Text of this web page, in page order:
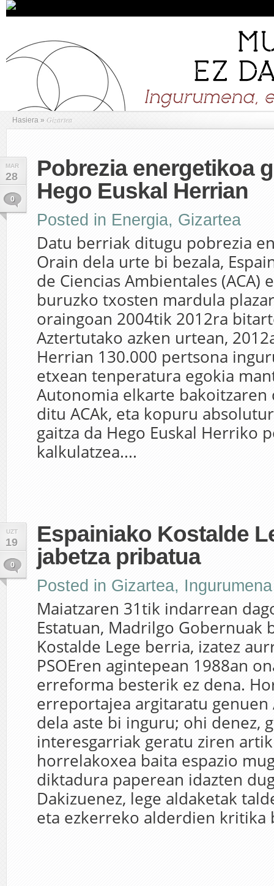
Hasiera » Gizartea
MAR
28
0
Pobrezia energetikoa
Hego Euskal Herrian
Posted in Energia, Gizartea
Datu berriak ditugu pobrezia
Orain dela urte bi bezala,
de Ciencias Ambientales (ACA)
buruzko txosten mardula
oraingoan 2004tik 2012ra
Aztertutako azken urtean,
Herrian 130.000 pertsona
etxean tenperatura egokia
Autonomia elkarte bakoitzaren
ditu ACAk, eta kopuru
gaitza da Hego Euskal Herriko
kalkulatzea....
UZT
19
0
Espainiako Kostalde
jabetza pribatua
Posted in Gizartea, Ingurumena
Maiatzaren 31tik indarrean
Estatuan, Madrilgo Gobernuak
Kostalde Lege berria, izatez
PSOEren agintepean 1988an
erreforma besterik ez dena.
erreportajea argitaratu genuen
dela aste bi inguru; ohi denez,
interesgarriak geratu ziren
horrelakoxea baita espazio
diktadura paperean idazten
Dakizuenez, lege aldaketak
eta ezkerreko alderdien kritika